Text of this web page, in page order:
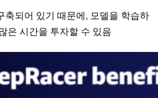
축되어 있기 때문에, 모델을 학습하
은 시간을 투자할 수 있음